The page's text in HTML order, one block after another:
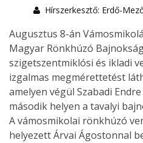
Hírszerkesztő: Erdő-
Augusztus 8-án
Magyar Rönkhúzó
szigetszentmiklósi és ikladi
izgalmas megmérettetést
amelyen végül Szabadi
második helyen a tavalyi
A vámosmikolai rönkhúzó
helyezett Árvai Ágostonnal